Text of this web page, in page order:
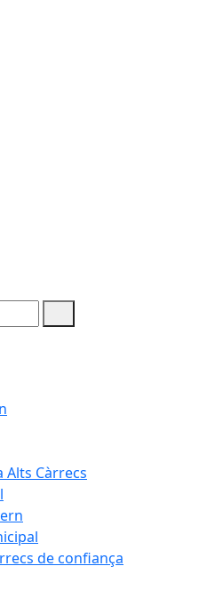
Alts Càrrecs
de confiança